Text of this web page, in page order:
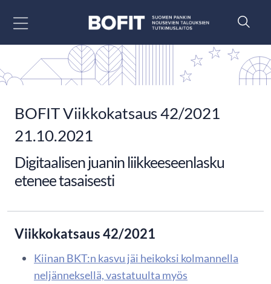
BOFIT Viikkokatsaus 42/2021
21.10.2021
Digitaalisen juanin liikkeeseenlasku
etenee tasaisesti
Viikkokatsaus 42/2021
Kiinan BKT:n kasvu jäi heikoksi kolmannella
neljänneksellä, vastatuulta myös